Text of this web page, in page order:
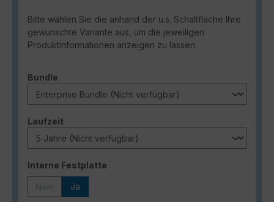
Bitte wählen Sie die anhand der u.s. Schaltfläche Ihre
gewünschte Variante aus, um die jeweiligen
Produktinformationen anzeigen zu lassen.
Bundle
Laufzeitauswählen
Interne Festplatte
Ja